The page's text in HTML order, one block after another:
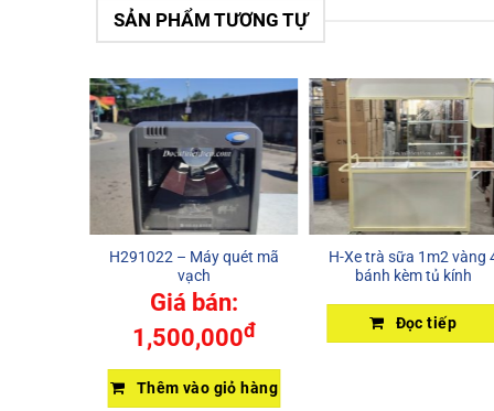
SẢN PHẨM TƯƠNG TỰ
H291022 – Máy quét mã
vạch
Giá bán:
1,500,000đ
Thêm vào giỏ hàng
H-Xe trà sữa 1m2 vàng
bánh kèm tủ kính
Đọc tiếp